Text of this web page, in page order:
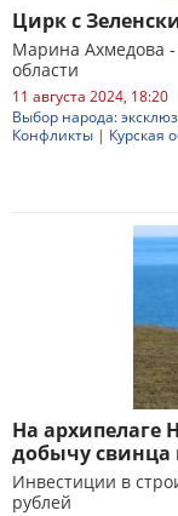
Цирк с
Марина Ахмедова -
области
11 августа 2024, 18:20
Выбор народа:
Конфликты | Курская
На архипелаге
добычу свинца
Инвестиции в
рублей